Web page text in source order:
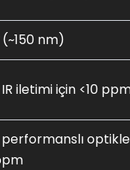
(~150 nm)
iletimi için <10
performanslı